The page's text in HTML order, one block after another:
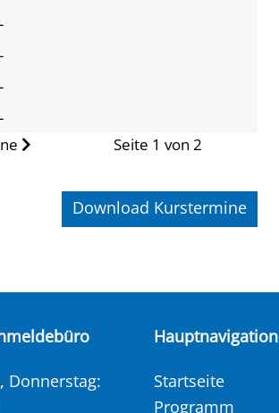
Seite 1 von 2
Download Kurstermine
Donnerstag:
Hauptnavigation
Startseite
Programm